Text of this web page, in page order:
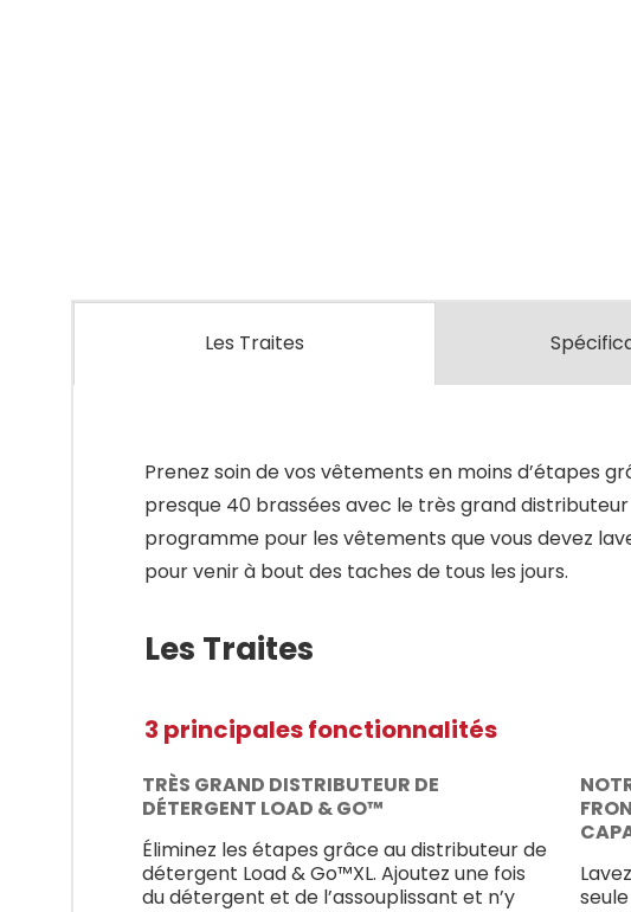
Les Traites
Prenez soin de vos vêtements en moins d’étapes
presque 40 brassées avec le très grand
programme pour les vêtements que vous devez
pour venir à bout des taches de tous les jours.
Les Traites
3 principales fonctionnalités
TRÈS GRAND DISTRIBUTEUR DE
DÉTERGENT LOAD & GO™
Éliminez les étapes grâce au distributeur de
détergent Load & Go™XL. Ajoutez une fois
du détergent et de l’assouplissant et n’y